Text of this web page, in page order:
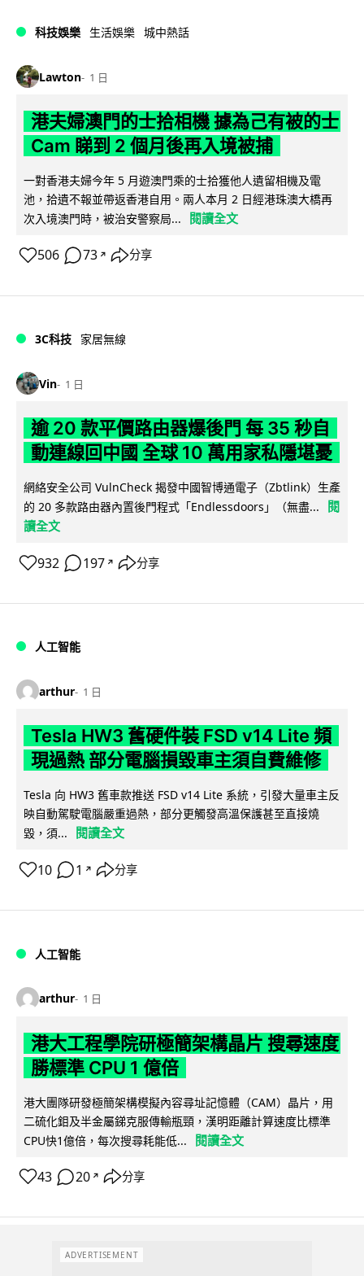
科技娛樂 生活娛樂 城中熱話
Lawton 1 日
港夫婦澳門的士拾相機 據為己有被的士
Cam 睇到 2 個月後再入境被捕
一對香港夫婦今年 5 月遊澳門乘的士拾獲他人遺留相機及電
池，拾遺不報並帶返香港自用。兩人本月 2 日經港珠澳大橋再
次入境澳門時，被治安警察局...
閱讀全文
506 73 ↗ 分享
3C科技 家居無線
Vin 1 日
逾 20 款平價路由器爆後門 每 35 秒自
動連線回中國 全球 10 萬用家私隱堪憂
網絡安全公司 VulnCheck 揭發中國智博通電子（Zbtlink）生產
的 20 多款路由器內置後門程式「Endlessdoors」（無盡...
閱
讀全文
932 197 ↗ 分享
人工智能
arthur 1 日
Tesla HW3 舊硬件裝 FSD v14 Lite 頻
現過熱 部分電腦損毀車主須自費維修
Tesla 向 HW3 舊車款推送 FSD v14 Lite 系統，引發大量車主反
映自動駕駛電腦嚴重過熱，部分更觸發高溫保護甚至直接燒
毀，須...
閱讀全文
10 1 ↗ 分享
人工智能
arthur 1 日
港大工程學院研極簡架構晶片 搜尋速度
勝標準 CPU 1 億倍
港大團隊研發極簡架構模擬內容尋址記憶體（CAM）晶片，用
二硫化鉬及半金屬銻克服傳輸瓶頸，漢明距離計算速度比標準
CPU快1億倍，每次搜尋耗能低...
閱讀全文
43 20 ↗ 分享
ADVERTISEMENT